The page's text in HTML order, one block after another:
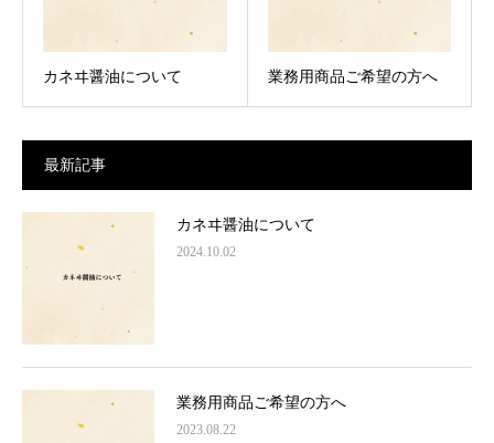
カネヰ醤油について 業務用商品ご希望の方へ
最新記事
カネヰ醤油について
2024.10.02
業務用商品ご希望の方へ
2023.08.22